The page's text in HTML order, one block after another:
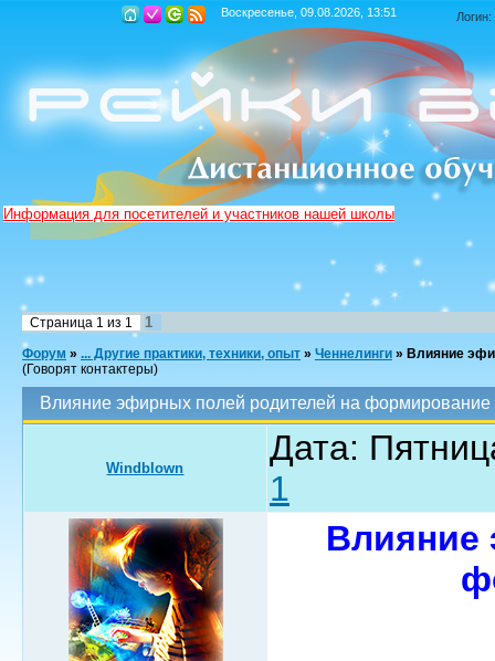
Воскресенье, 09.08.2026, 13:51 Логин:
Информация для посетителей и участников нашей школы
Страница 1 из 1 1
Форум » ... Другие практики, техники, опыт » Ченнелинги » Влияние
(Говорят контактеры)
Влияние эфирных полей родителей на формирование
Windblown
Дата:
1
Влияние